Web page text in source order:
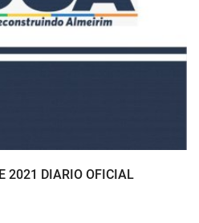
2021 DIARIO OFICIAL